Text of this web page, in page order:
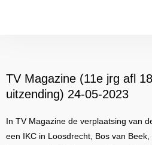
TV Magazine (11e jrg afl
uitzending) 24-05-2023
In TV Magazine de verplaatsing van
een IKC in Loosdrecht, Bos van Beek,